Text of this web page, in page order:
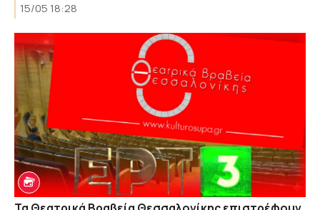
15/05 18:28